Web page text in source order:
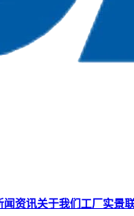
闻资讯关于我们 工厂实景